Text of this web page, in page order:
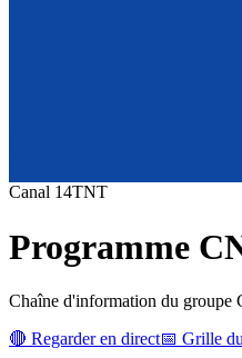
Canal 14TNT
Programme
Chaîne d'information du groupe
🔴 Regarder en direct📅 Grille